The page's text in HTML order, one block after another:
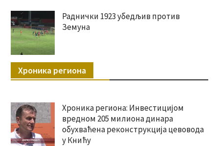
Раднички 1923 убедљив против
Земуна
Хроника региона
Хроника региона: Инвестицијом
вредном 205 милиона динара
обухваћена реконструкција цевовода
у Книћу